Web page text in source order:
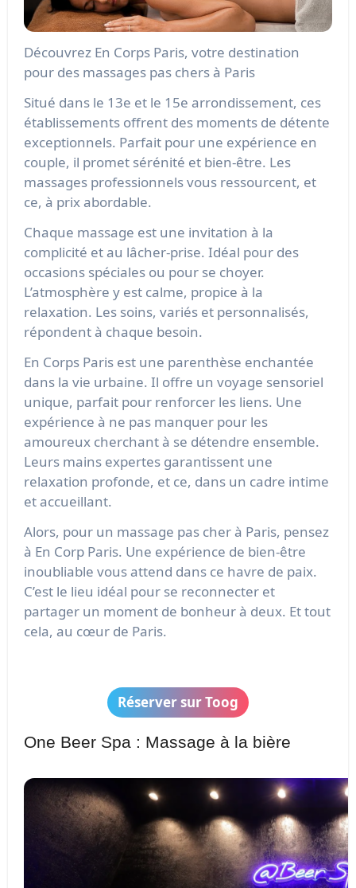
Découvrez En Corps Paris, votre destination
pour des massages pas chers à Paris
Situé dans le 13e et le 15e arrondissement, ces
établissements offrent des moments de détente
exceptionnels. Parfait pour une expérience en
couple, il promet sérénité et bien-être. Les
massages professionnels vous ressourcent, et
ce, à prix abordable.
Chaque massage est une invitation à la
complicité et au lâcher-prise. Idéal pour des
occasions spéciales ou pour se choyer.
L’atmosphère y est calme, propice à la
relaxation. Les soins, variés et personnalisés,
répondent à chaque besoin.
En Corps Paris est une parenthèse enchantée
dans la vie urbaine. Il offre un voyage sensoriel
unique, parfait pour renforcer les liens. Une
expérience à ne pas manquer pour les
amoureux cherchant à se détendre ensemble.
Leurs mains expertes garantissent une
relaxation profonde, et ce, dans un cadre intime
et accueillant.
Alors, pour un massage pas cher à Paris, pensez
à En Corp Paris. Une expérience de bien-être
inoubliable vous attend dans ce havre de paix.
C’est le lieu idéal pour se reconnecter et
partager un moment de bonheur à deux. Et tout
cela, au cœur de Paris.
Réserver sur Toog
One Beer Spa : Massage à la bière